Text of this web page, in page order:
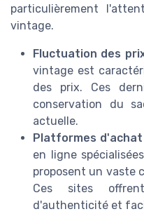
particulièrement
vintage.
Fluctuation des
vintage est
des prix. Ces
conservation du
actuelle.
Platformes d'achat
en ligne
proposent un vaste
Ces sites
d'authenticité et